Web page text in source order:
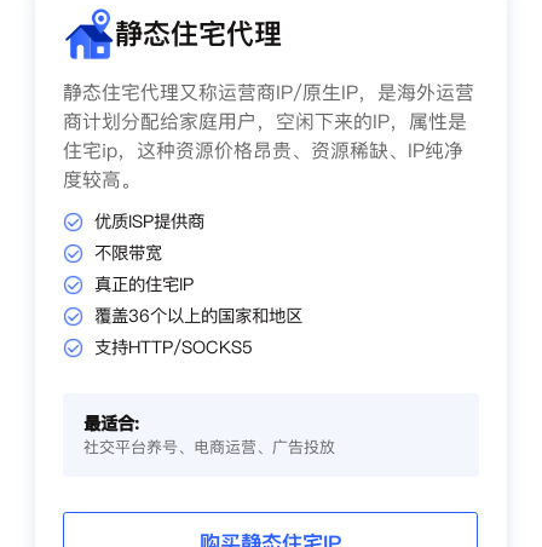
静态住宅代理
静态住宅代理又称运营商IP/原生IP，是海外运营
商计划分配给家庭用户，空闲下来的IP，属性是
住宅ip，这种资源价格昂贵、资源稀缺、IP纯净
度较高。
优质ISP提供商
不限带宽
真正的住宅IP
覆盖36个以上的国家和地区
支持HTTP/SOCKS5
最适合:
社交平台养号、电商运营、广告投放